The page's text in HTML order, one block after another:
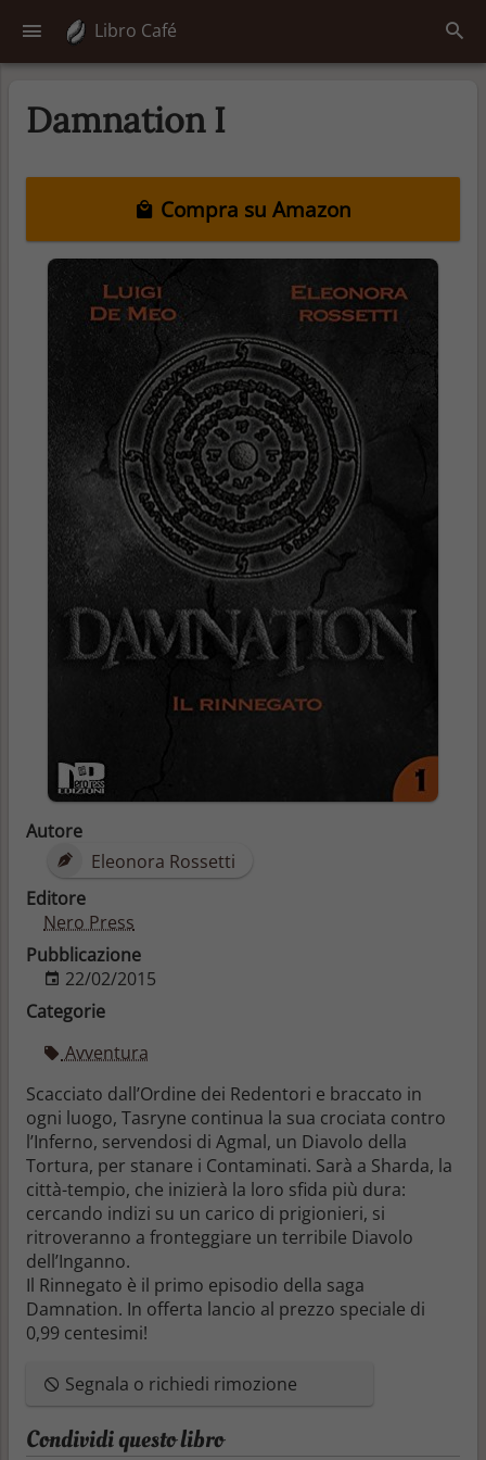
Libro Café
Damnation I
Compra su Amazon
Autore
Eleonora Rossetti
Editore
Nero Press
Pubblicazione
22/02/2015
Categorie
Avventura
Scacciato dall’Ordine dei Redentori e braccato in
ogni luogo, Tasryne continua la sua crociata contro
l’Inferno, servendosi di Agmal, un Diavolo della
Tortura, per stanare i Contaminati. Sarà a Sharda, la
città-tempio, che inizierà la loro sfida più dura:
cercando indizi su un carico di prigionieri, si
ritroveranno a fronteggiare un terribile Diavolo
dell’Inganno.
Il Rinnegato è il primo episodio della saga
Damnation. In offerta lancio al prezzo speciale di
0,99 centesimi!
Segnala o richiedi rimozione
Condividi questo libro